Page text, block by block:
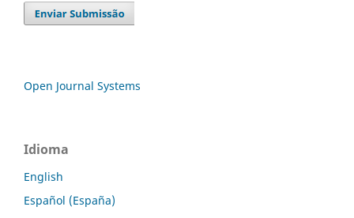
Open Journal Systems
Idioma
English
Español (España)